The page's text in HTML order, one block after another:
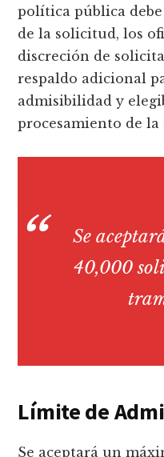
política pública
de la solicitud, los
discreción de
respaldo adicional
admisibilidad y
procesamiento de
Se
40,000
Límite de
Se aceptará un